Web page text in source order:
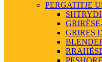
PERGATITJE
GRIRES